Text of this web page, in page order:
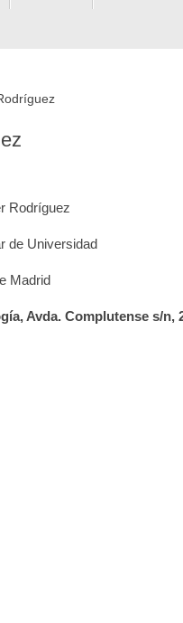
Rodríguez
de Universidad
Madrid
Avda. Complutense s/n,